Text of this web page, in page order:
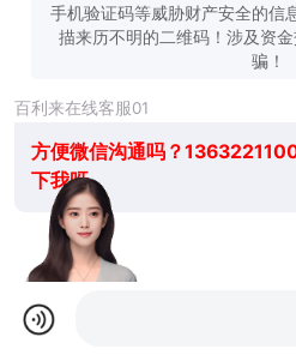
手机验证码等威胁财产安全的信
描来历不明的二维码！涉及资
骗！
百利来在线客服01
方便微信沟通吗？
下我呀